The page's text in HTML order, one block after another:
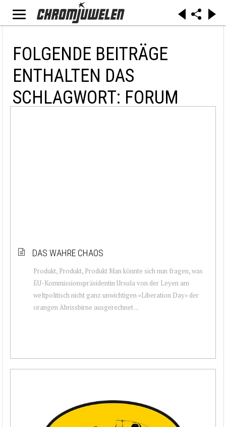
FOLGENDE BEITRÄGE
ENTHALTEN DAS
SCHLAGWORT: FORUM
DAS WAHRE CHAOS
Produkt, Produkt, Produkt Man könnte sich nun fragen, was
EU-Kommissionspräsidentin Ursula von der Leyen am
weltpolitisch nicht ganz unwichtigen «Liberation Day» der
orangen Abrissbirne ausgerechnet ...